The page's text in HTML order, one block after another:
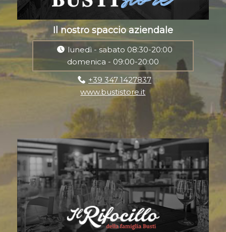
Il nostro spaccio aziendale
lunedì - sabato 08:30-20:00
domenica - 09:00-20:00
+39 347 1427837
www.bustistore.it